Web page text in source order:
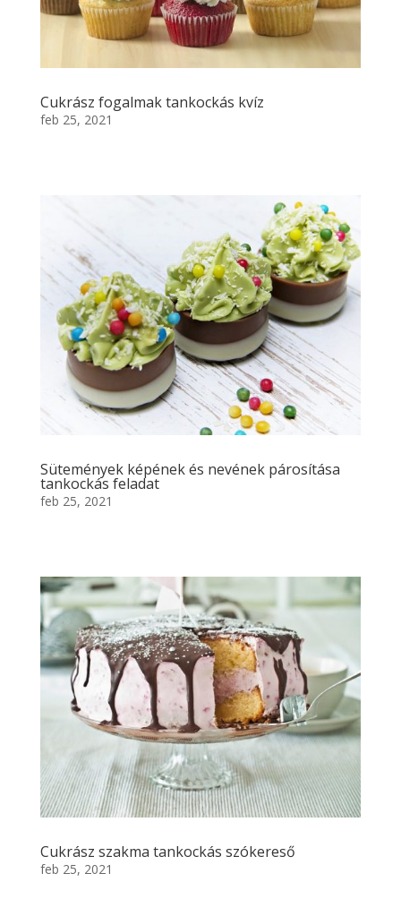
Cukrász fogalmak tankockás kvíz
feb 25, 2021
Sütemények képének és nevének párosítása
tankockás feladat
feb 25, 2021
Cukrász szakma tankockás szókereső
feb 25, 2021